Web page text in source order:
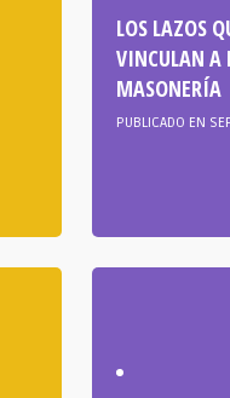
LOS LAZOS
VINCULAN A
MASONERÍA
PUBLICADO EN